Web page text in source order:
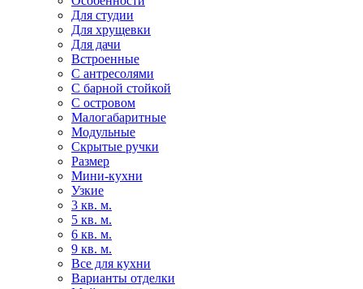
Для студии
Для хрущевки
Для дачи
Встроенные
С антресолями
С барной стойкой
С островом
Малогабаритные
Модульные
Скрытые ручки
Размер
Мини-кухни
Узкие
3 кв. м.
5 кв. м.
6 кв. м.
9 кв. м.
Все для кухни
Варианты отделки